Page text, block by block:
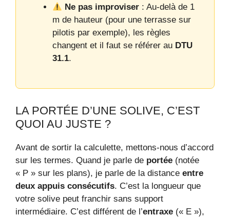
Ne pas improviser : Au-delà de 1
m de hauteur (pour une terrasse sur
pilotis par exemple), les règles
changent et il faut se référer au DTU
31.1.
LA PORTÉE D’UNE SOLIVE, C’EST
QUOI AU JUSTE ?
Avant de sortir la calculette, mettons-nous d’accord
sur les termes. Quand je parle de portée (notée
« P » sur les plans), je parle de la distance entre
deux appuis consécutifs. C’est la longueur que
votre solive peut franchir sans support
intermédiaire. C’est différent de l’entraxe (« E »),